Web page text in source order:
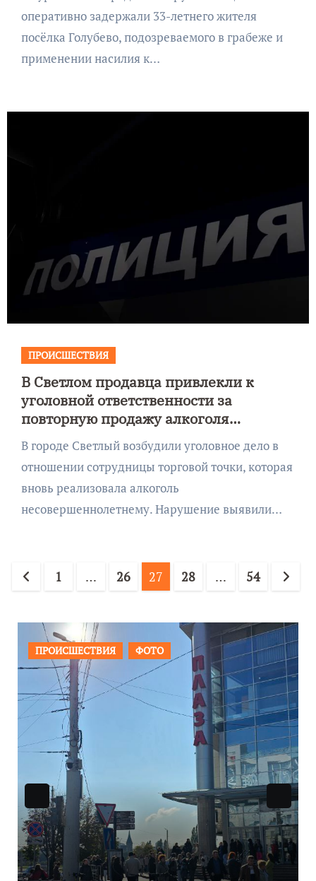
оперативно задержали 33-летнего жителя
посёлка Голубево, подозреваемого в грабеже и
применении насилия к…
ПРОИСШЕСТВИЯ
В Светлом продавца привлекли к
уголовной ответственности за
повторную продажу алкоголя
подростку
В городе Светлый возбудили уголовное дело в
отношении сотрудницы торговой точки, которая
вновь реализовала алкоголь
несовершеннолетнему. Нарушение выявили…
Пагинация
1 … 26 27 28 … 54
ОБЩЕСТВО ФОТО